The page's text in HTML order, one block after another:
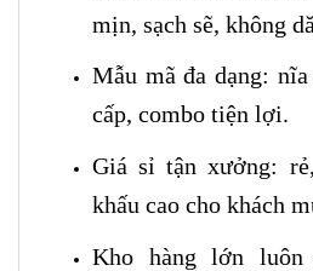
mịn, sạch sẽ, không
Mẫu mã đa dạng:
cấp, combo tiện lợi.
Giá sỉ tận xưởng:
khấu cao cho khách
Kho hàng lớn